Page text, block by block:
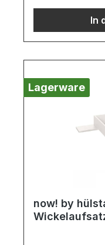
und vorne 9
überstehend.
sind nicht
abweichen.
In
Lagerware
now! by